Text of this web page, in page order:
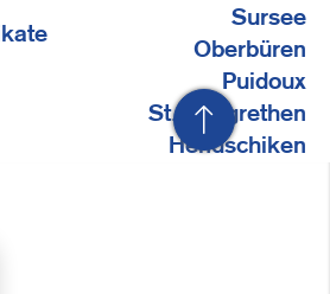
Sursee
Oberbüren
Puidoux
St. Margrethen
Hendschiken